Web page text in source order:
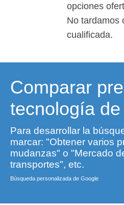
opciones
No tardamos
cualificada.
Comparar
tecnología
Para desarrollar la
marcar: "Obtener varios
mudanzas" o "Mercado
transportes", etc.
Búsqueda personalizada de Google